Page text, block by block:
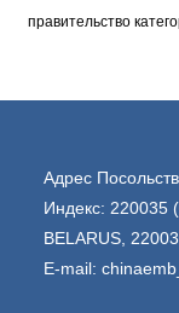
правительство
Адрес
Индекс: 220035
BELARUS,
E-mail: